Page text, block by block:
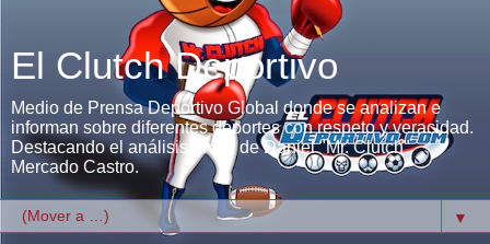
El Clutch Deportivo
Medio de Prensa Deportivo Global donde se analizan e
informan sobre diferentes deportes con respeto y veracidad.
Destacando el análisis único de Daniel "Mr. Clutch"
Mercado Castro.
▼